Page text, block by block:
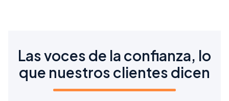
Las voces de la confianza, lo
que nuestros clientes dicen